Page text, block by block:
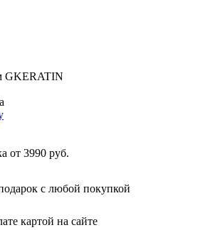
GKERATIN
от 3990 руб.
с любой покупкой
картой на сайте